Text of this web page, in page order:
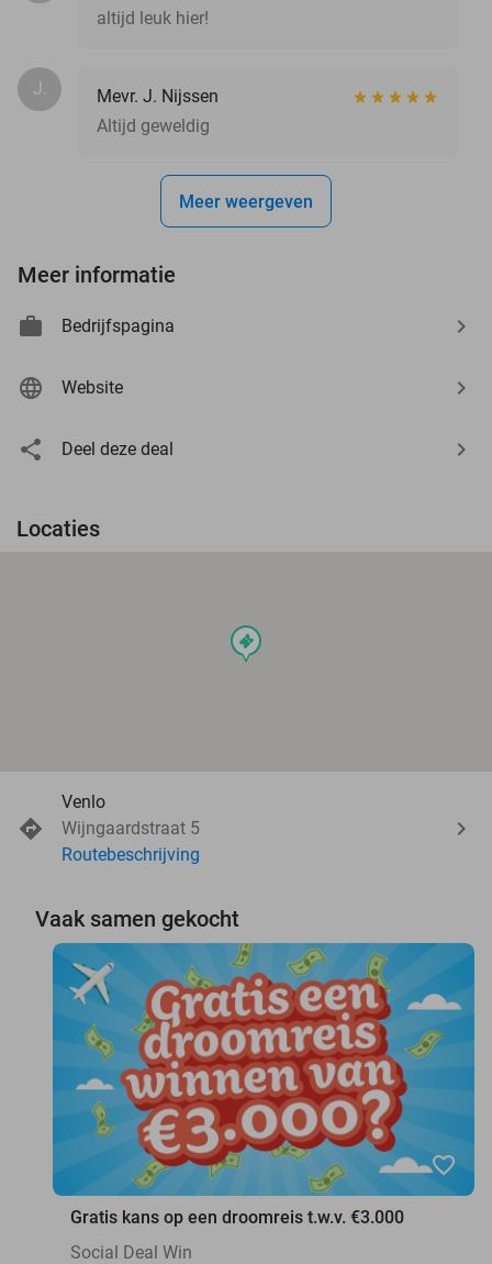
altijd leuk hier!
J.
Mevr. J. Nijssen
Altijd geweldig
Meer weergeven
Meer informatie
Bedrijfspagina
Website
Deel deze deal
Locaties
events
Venlo
Wijngaardstraat 5
Routebeschrijving
Vaak samen gekocht
favorite_border
Gratis kans op een droomreis t.w.v. €3.000
Social Deal Win